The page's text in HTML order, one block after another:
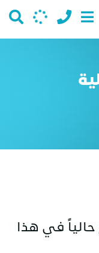
حالياً في هذا